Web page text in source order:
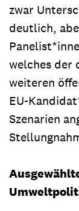
zwar
deutlich,
welches der
weiteren
EU-
Szenarien